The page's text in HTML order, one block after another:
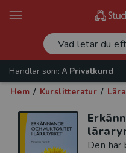
Handlar som:
Privatkund
Hem / Kurslitteratur /
Den här